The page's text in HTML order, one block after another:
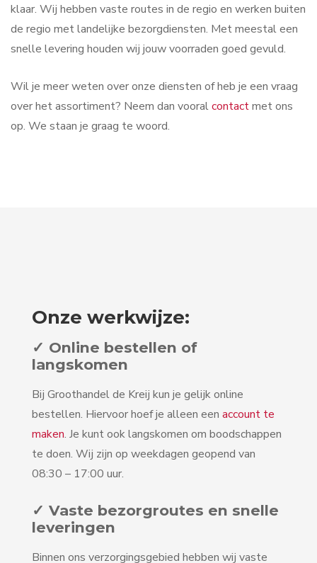
klaar. Wij hebben vaste routes in de regio en werken buiten
de regio met landelijke bezorgdiensten. Met meestal een
snelle levering houden wij jouw voorraden goed gevuld.
Wil je meer weten over onze diensten of heb je een vraag
over het assortiment? Neem dan vooralcontactmet ons
op. We staan je graag te woord.
Onze werkwijze:
✓ Online bestellen of
langskomen
Bij Groothandel de Kreij kun je gelijk online
bestellen. Hiervoor hoef je alleen een account te
maken. Je kunt ook langskomen om boodschappen
te doen. Wij zijn op weekdagen geopend van
08:30 – 17:00 uur.
✓ Vaste bezorgroutes en snelle
leveringen
Binnen ons verzorgingsgebied hebben wij vaste